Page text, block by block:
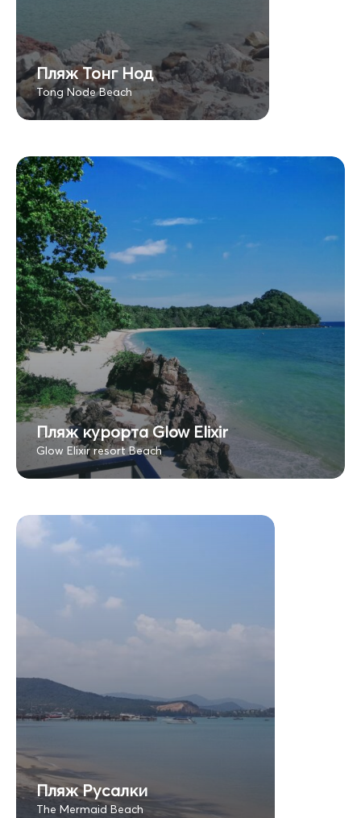
Пляж Тонг Нод
Tong Node Beach
Пляж курорта Glow Elixir
Glow Elixir resort Beach
Пляж Русалки
The Mermaid Beach